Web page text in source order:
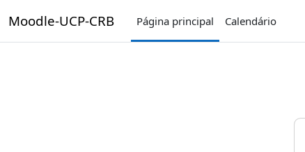
Moodle-UCP-CRB Página principal Calendário